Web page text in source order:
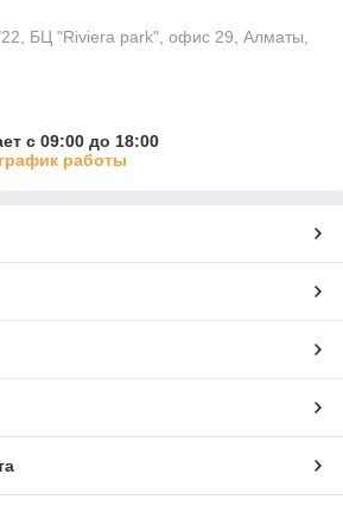
БЦ "Riviera park", офис 29, Алматы,
с 09:00 до 18:00
работы